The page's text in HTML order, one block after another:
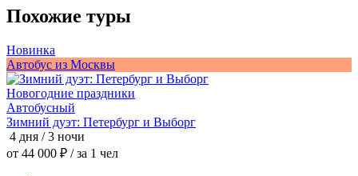
Похожие туры
Новинка
Автобус из Москвы
Новогодние праздники
Автобусный
Зимний дуэт: Петербург и Выборг
4 дня / 3 ночи
от 44 000 ₽ / за 1 чел